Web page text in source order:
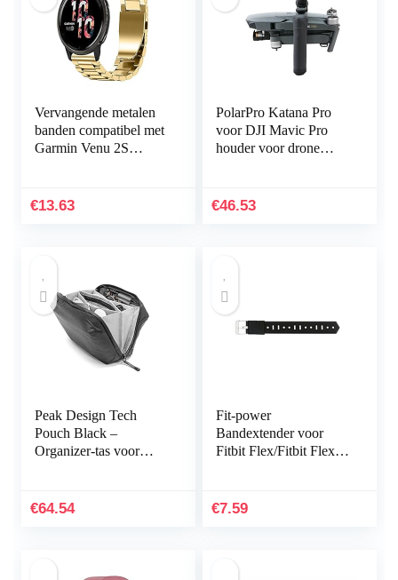
Vervangende metalen
banden compatibel met
Garmin Venu 2S
horlogeband bandjes
€13.63
PolarPro Katana Pro
voor DJI Mavic Pro
houder voor drone
€46.53
Peak Design Tech
Pouch Black –
Organizer-tas voor
€64.54
Fit-power
Bandextender voor
Fitbit Flex/Fitbit Flex
voor grotere polsen
€7.59